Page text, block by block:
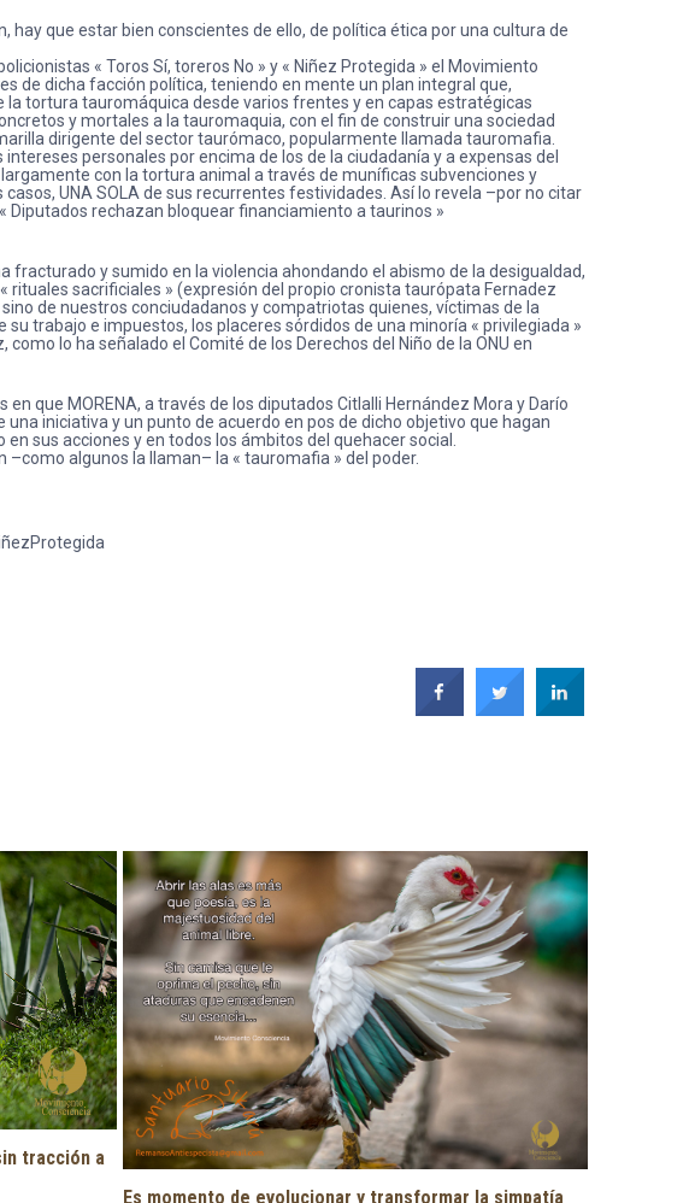
que estar bien conscientes de ello, de política ética por una cultura de
« Toros Sí, toreros No » y « Niñez Protegida » el Movimiento
de dicha facción política, teniendo en mente un plan integral que,
tortura tauromáquica desde varios frentes y en capas estratégicas
y mortales a la tauromaquia, con el fin de construir una sociedad
dirigente del sector taurómaco, popularmente llamada tauromafia.
personales por encima de los de la ciudadanía y a expensas del
con la tortura animal a través de muníficas subvenciones y
UNA SOLA de sus recurrentes festividades. Así lo revela –por no citar
rechazan bloquear financiamiento a taurinos »
fracturado y sumido en la violencia ahondando el abismo de la desigualdad,
sacrificiales » (expresión del propio cronista taurópata Fernadez
de nuestros conciudadanos y compatriotas quienes, víctimas de la
trabajo e impuestos, los placeres sórdidos de una minoría « privilegiada »
lo ha señalado el Comité de los Derechos del Niño de la ONU en
que MORENA, a través de los diputados Citlalli Hernández Mora y Darío
iniciativa y un punto de acuerdo en pos de dicho objetivo que hagan
sus acciones y en todos los ámbitos del quehacer social.
algunos la llaman– la « tauromafia » del poder.
simpatía